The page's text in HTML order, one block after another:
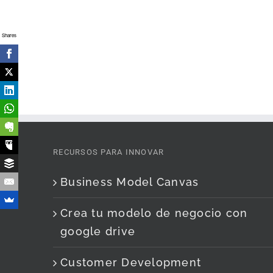
RECURSOS PARA INNOVAR
Business Model Canvas
Crea tu modelo de negocio con
google drive
Customer Development
Shares